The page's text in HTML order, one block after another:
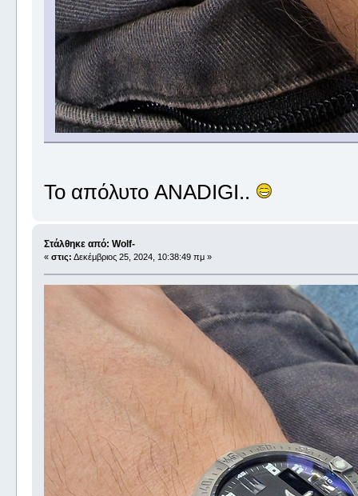
Το απόλυτο ANADIGI..
Στάλθηκε από: Wolf-
« στις: Δεκέμβριος 25, 2024, 10:38:49 πμ »